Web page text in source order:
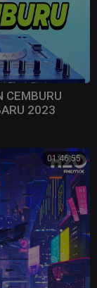
CEMBURU
2023
01:46:55